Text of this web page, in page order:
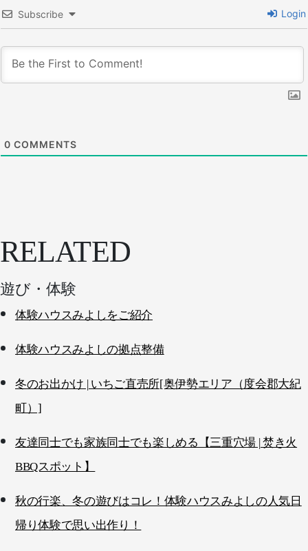
Subscribe Login
0 COMMENTS
RELATED
遊び・体験
体験ハウスみよしをご紹介
体験ハウスみよしの拠点整備
冬のお出かけ | いちご直売所[奥伊勢エリア（度会郡大紀
町）]
友達同士でも家族同士でも楽しめる【三重穴場 | 焚き火
BBQスポット】
秋の行楽、冬の遊びはコレ！体験ハウスみよしの人気日
帰り体験で思い出作り！